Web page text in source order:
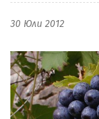
30 Юли 2012